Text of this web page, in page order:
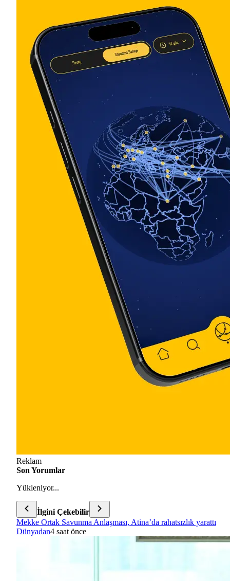
Reklam
Son Yorumlar
Yükleniyor...
İlgini Çekebilir
Mekke Ortak Savunma Anlaşması, Atina’da rahatsızlık yarattı
Dünyadan4 saat önce